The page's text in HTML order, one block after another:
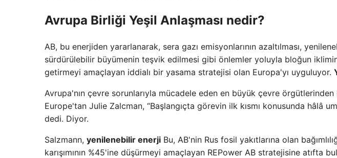
Avrupa Birliği Yeşil Anlaşması nedir?
AB, bu enerjiden yararlanarak, sera gazı emisyonlarının azaltılması,
sürdürülebilir büyümenin teşvik edilmesi gibi önlemler yoluyla bloğun
getirmeyi amaçlayan iddialı bir yasama stratejisi olan Europa'yı uyguluyor.
Avrupa'nın çevre sorunlarıyla mücadele eden en büyük çevre
Europe'tan Julie Zalcman, “Başlangıçta görevin ilk kısmı konusunda hâlâ
dedi. Diyor.
Salzmann, yenilenebilir enerji Bu, AB'nin Rus fosil yakıtlarına olan
karışımının %45'ine düşürmeyi amaçlayan REPower AB stratejisine atıfta